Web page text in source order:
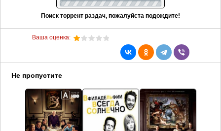
Поиск торрент раздач, пожалуйста подождите!
Ваша оценка:
Не пропустите